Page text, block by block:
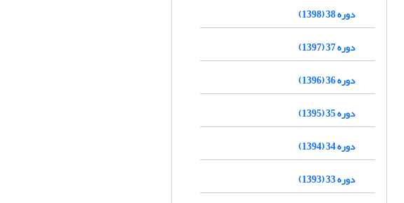
دوره 38 (1398)
دوره 37 (1397)
دوره 36 (1396)
دوره 35 (1395)
دوره 34 (1394)
دوره 33 (1393)